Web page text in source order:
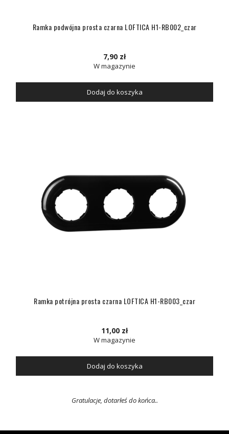
Ramka podwójna prosta czarna LOFTICA H1-RB002_czar
7,90 zł
W magazynie
Dodaj do koszyka
Ramka potrójna prosta czarna LOFTICA H1-RB003_czar
11,00 zł
W magazynie
Dodaj do koszyka
Gratulacje, dotarłeś do końca..